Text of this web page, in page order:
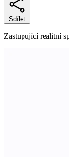
Sdílet
Zastupující realitní